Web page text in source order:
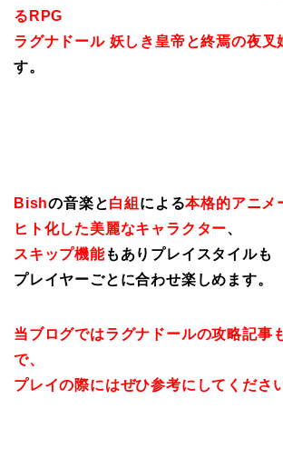
るRPG
ラグナドール 妖しき皇帝と終焉の夜叉
す。
Bishの音楽と白組 による本格的アニメ
ヒト化した美麗なキャラクター、
スキップ機能もありプレイスタイルも
プレイヤーごとに合わせ楽しめます。
当ブログではラグナドールの攻略記事
で、
プレイの際にはぜひ参考にしてくださ